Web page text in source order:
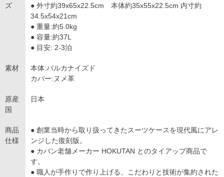
ズ
● 外寸約39x65x22.5cm 本体約35x55x22.5cm 内寸約
34.5x54x21cm
● 重量:約5.0kg
● 容量:約37L
● 目安: 2-3泊
素材
本体:バルカナイズド
カバー:ヌメ革
原産
国
日本
商品
仕様
● 創業当時から取り扱ってきたスーツケースを現代風にアレ
ンジした復刻版。
● カバン老舗メーカー HOKUTAN とのタイアップ商品で
す。
● 職人が手作りで作り上げる、こだわりと技術が集約された